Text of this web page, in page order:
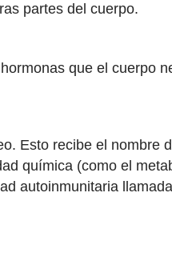
partes del cuerpo.
que el cuerpo
Esto recibe el nombre
química (como el
autoinmunitaria llamada